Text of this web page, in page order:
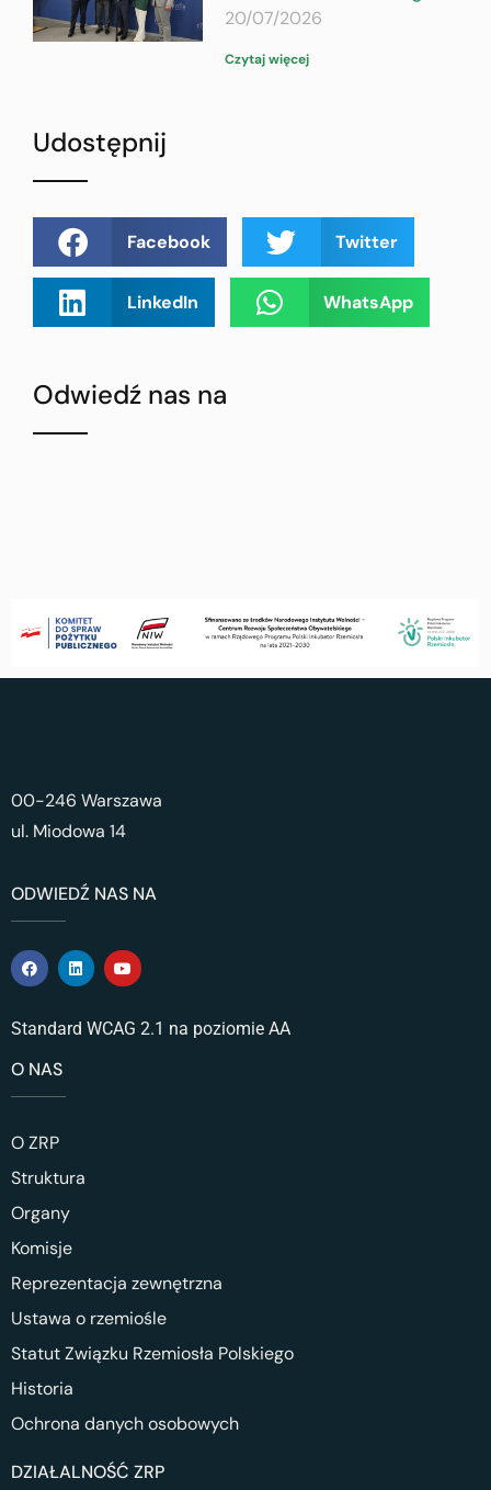
20/07/2026
Czytaj więcej
Udostępnij
Facebook Twitter
LinkedIn WhatsApp
Odwiedź nas na
00-246 Warszawa
ul. Miodowa 14
ODWIEDŹ NAS NA
Standard WCAG 2.1 na poziomie AA
O NAS
O ZRP
Struktura
Organy
Komisje
Reprezentacja zewnętrzna
Ustawa o rzemiośle
Statut Związku Rzemiosła Polskiego
Historia
Ochrona danych osobowych
DZIAŁALNOŚĆ ZRP